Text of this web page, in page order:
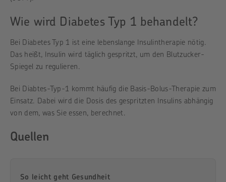
Wie wird Diabetes Typ 1 behandelt?
Bei Diabetes Typ 1 ist eine lebenslange Insulintherapie nötig.
Das heißt, Insulin wird täglich gespritzt, um den Blutzucker-
Spiegel zu regulieren.
Bei Diabtes-Typ-1 kommt häufig die Basis-Bolus-Therapie zum
Einsatz. Dabei wird die Dosis des gespritzten Insulins abhängig
von dem, was Sie essen, berechnet.
Quellen
So leicht geht Gesundheit